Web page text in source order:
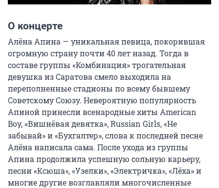
О концерте
Алёна Апина — уникальная певица, покорившая
огромную страну почти 40 лет назад. Тогда в
составе группы «Комбинация» трогательная
девушка из Саратова смело выходила на
переполненные стадионы по всему бывшему
Советскому Союзу. Невероятную популярность
Апиной принесли всенародные хиты American
Boy, «Вишнёвая девятка», Russian Girls, «Не
забывай» и «Бухгалтер», слова к последней песне
Алёна написала сама. После ухода из группы
Апина продолжила успешную сольную карьеру,
песни «Ксюша», «Узелки», «Электричка», «Лёха» и
многие другие возглавляли многочисленные